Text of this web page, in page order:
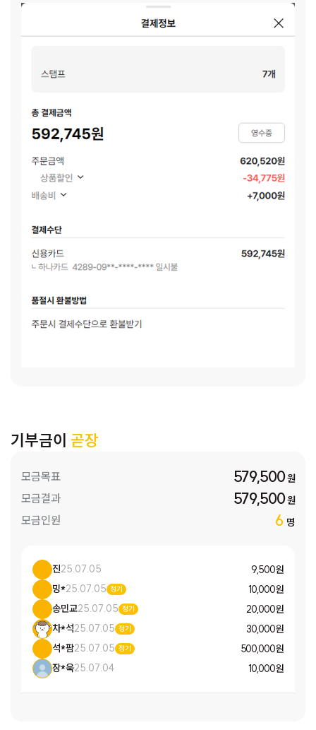
기부금이 곧장
모금목표 579,500원
모금결과 579,500원
모금인원 6 명
진25.07.05
9,500 원
밍*25.07.05 정기
10,000 원
송민교25.07.05 정기
20,000 원
차*석25.07.05 정기
30,000 원
석*팜25.07.05 정기
500,000 원
장*욱25.07.04 10,000 원